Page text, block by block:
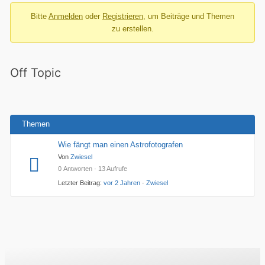
Bitte Anmelden oder Registrieren , um Beiträge und Themen
zu erstellen.
Off Topic
Themen
Wie fängt man einen Astrofotografen
Von Zwiesel
0 Antworten · 13 Aufrufe
Letzter Beitrag: vor 2 Jahren· Zwiesel